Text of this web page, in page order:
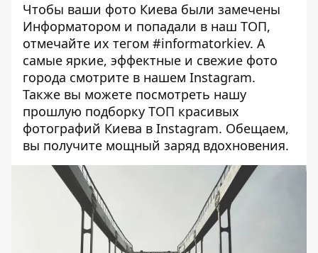
Чтобы ваши фото Киева были замечены
Информатором и попадали в наш ТОП,
отмечайте их тегом #informatorkiev. А
самые яркие, эффектные и свежие фото
города смотрите в нашем Instagram.
Также вы можете посмотреть нашу
прошлую подборку ТОП красивых
фотографий Киева в Instagram. Обещаем,
вы получите мощный заряд вдохновения.